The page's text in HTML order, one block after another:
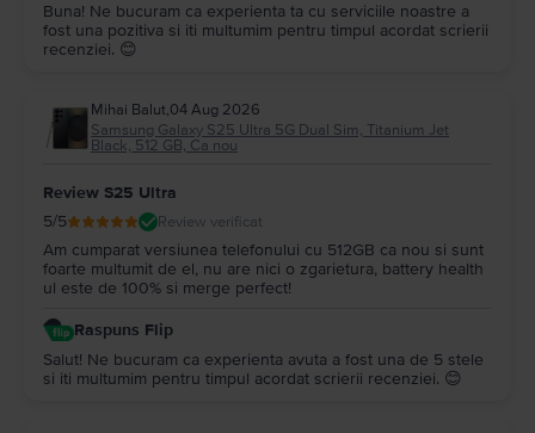
Buna! Ne bucuram ca experienta ta cu serviciile noastre a
fost una pozitiva si iti multumim pentru timpul acordat scrierii
recenziei. 😊
Mihai Balut,04 Aug 2026
Samsung Galaxy S25 Ultra 5G Dual Sim, Titanium Jet
Black, 512 GB, Ca nou
Review S25 Ultra
5/5 Review verificat
Am cumparat versiunea telefonului cu 512GB ca nou si sunt
foarte multumit de el, nu are nici o zgarietura, battery health
ul este de 100% si merge perfect!
Raspuns Flip
Salut! Ne bucuram ca experienta avuta a fost una de 5 stele
si iti multumim pentru timpul acordat scrierii recenziei. 😊